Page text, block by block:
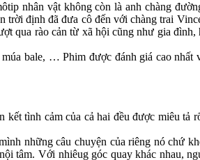
nhân vật không còn là anh chàng
định đã đưa cô đến với chàng trai
qua rào cản từ xã hội cũng như gia
bale, … Phim được đánh giá cao nhất
tình cảm của cả hai đều được miêu tả
những câu chuyện của riêng nó chứ
tâm. Với nhiêug góc quay khác nhau,